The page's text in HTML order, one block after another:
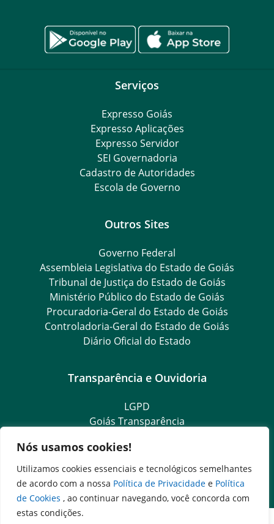
Nós usamos cookies!
Utilizamos cookies essenciais e tecnológicos semelhantes
de acordo com a nossa Política de Privacidade e Política
de Cookies , ao continuar navegando, você concorda com
estas condições.
Serviços
Expresso Goiás
Expresso Aplicações
Expresso Servidor
SEI Governadoria
Cadastro de Autoridades
Escola de Governo
Outros Sites
Governo Federal
Assembleia Legislativa do Estado de Goiás
Tribunal de Justiça do Estado de Goiás
Ministério Público do Estado de Goiás
Procuradoria-Geral do Estado de Goiás
Controladoria-Geral do Estado de Goiás
Diário Oficial do Estado
Transparência e Ouvidoria
LGPD
Goiás Transparência
e-SIC – Serviço Eletrônico de Informação ao Cidadão
SIC – Serviço de Informação ao Cidadão
Ouvidoria Setorial